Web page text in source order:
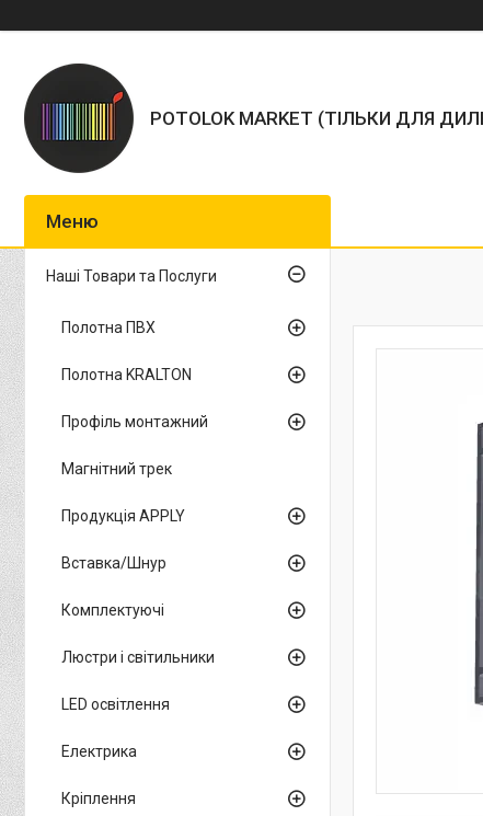
POTOLOK MARKET (ТІЛЬКИ ДЛЯ
Наші Товари та Послуги
Полотна ПВХ
Полотна KRALTON
Профіль монтажний
Магнітний трек
Продукція APPLY
Вставка/Шнур
Комплектуючі
Люстри і світильники
LED освітлення
Електрика
Кріплення